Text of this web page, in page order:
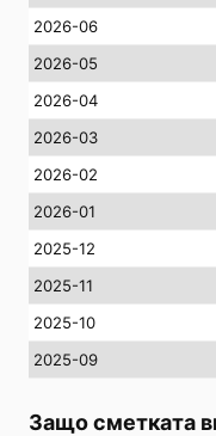
2026-06
2026-05
2026-04
2026-03
2026-02
2026-01
2025-12
2025-11
2025-10
2025-09
Защо сметката